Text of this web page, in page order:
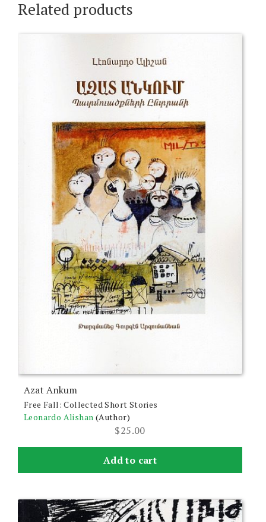
Related products
Azat Ankum
Free Fall: Collected Short Stories
Leonardo Alishan (Author)
$25.00
Add to cart